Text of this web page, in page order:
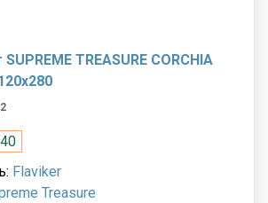
TREASURE CORCHIA
2
Flaviker
Treasure